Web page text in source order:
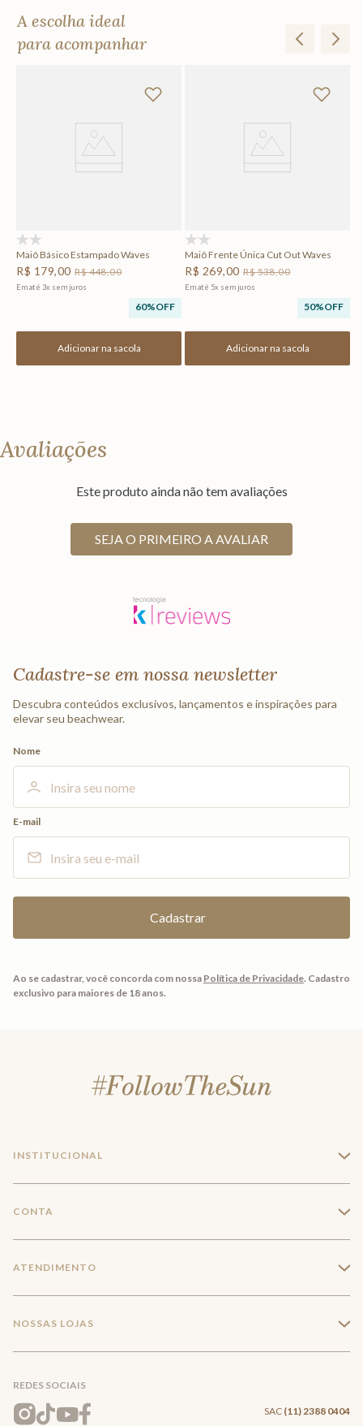
A escolha ideal
para acompanhar
Maiô Básico Estampado Waves
R$ 179,00 R$448,00
Em até 3x sem juros
60%OFF
Adicionar na sacola
Maiô Frente Única Cut Out Waves
R$ 269,00 R$538,00
Em até 5x sem juros
50%OFF
Adicionar na sacola
Avaliações
Este produto ainda não tem avaliações
SEJA O PRIMEIRO A AVALIAR
Cadastre-se em nossa newsletter
Descubra conteúdos exclusivos, lançamentos e inspirações para
elevar seu beachwear.
Nome
E-mail
Ao se cadastrar, você concorda com nossa Política de Privacidade. Cadastro
exclusivo para maiores de 18 anos.
INSTITUCIONAL +
Trabalhe conosco
Mapa do Site
CONTA +
Meus pedidos
Wishlist
ATENDIMENTO +
Entrega e Frete
NOSSAS LOJAS +
REDES SOCIAIS
SAC (11) 2388 0404